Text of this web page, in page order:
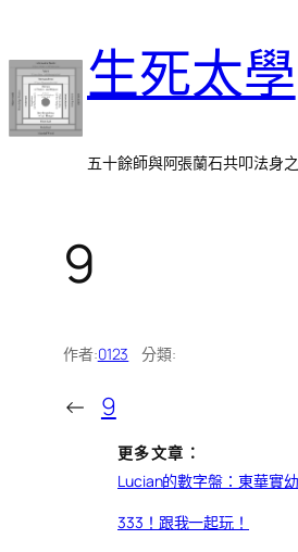
至
主
要
生死太學
五十餘師與阿張蘭石共叩法身
9
作者:0123 分類:
← 9
更多文章：
Lucian的數字盤：東華實
333！跟我一起玩！